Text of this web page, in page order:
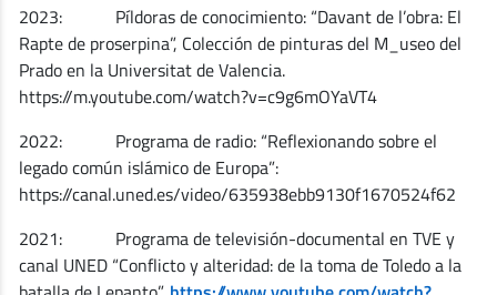
2023: Píldoras de conocimiento: “Davant de l’obra: El
Rapte de proserpina”, Colección de pinturas del M_useo del
Prado en la Universitat de Valencia.
https://m.youtube.com/watch?v=c9g6mOYaVT4
2022: Programa de radio: “Reflexionando sobre el
legado común islámico de Europa”:
https://canal.uned.es/video/635938ebb9130f1670524f62
2021: Programa de televisión-documental en TVE y
canal UNED “Conflicto y alteridad: de la toma de Toledo a la